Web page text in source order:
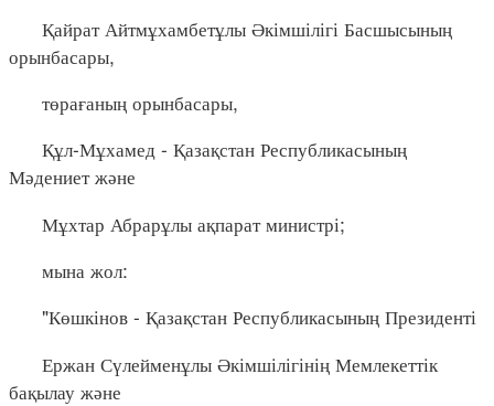
Қайрат Айтмұхамбетұлы Әкімшілігі Басшысының
орынбасары,
төрағаның орынбасары,
Құл-Мұхамед - Қазақстан Республикасының
Мәдениет және
Мұхтар Абрарұлы ақпарат министрі;
мына жол:
"Көшкінов - Қазақстан Республикасының Президенті
Ержан Сүлейменұлы Әкімшілігінің Мемлекеттік
бақылау және